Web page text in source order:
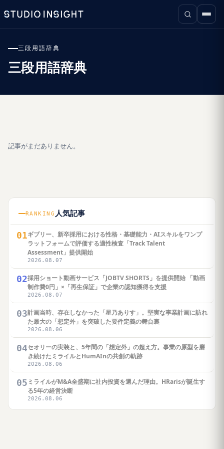
三段用語辞典
三段用語辞典
記事がまだありません。
RANKING 人気記事
01ギブリー、新卒採用における性格・基礎能力・AIスキルをワンプ
ラットフォームで評価する適性検査「Track Talent
Assessment」提供開始
2026.08.07
02採用ショート動画サービス「JOBTV SHORTS」を提供開始 「動画
制作費0円」×「再生保証」で企業の認知獲得を支援
2026.08.07
03計画当時、存在しなかった「星乃ありす」。堅実な事業計画に訪れ
た最大の「想定外」を突破した要件定義の舞台裏
2026.08.06
04セオリーの実装と、5年間の「想定外」の超え方。事業の原型を磨
き続けたミライルとHumAInの共創の軌跡
2026.08.06
05 ミライルがM&A全盛期に社内投資を選んだ理由。HRarisが誕生す
る5年の経営決断
2026.08.06